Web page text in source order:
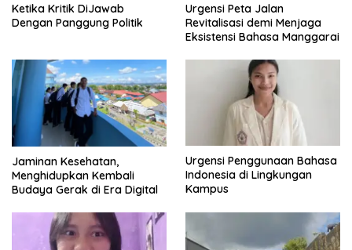
Ketika Kritik DiJawab
Dengan Panggung Politik
Urgensi Peta Jalan
Revitalisasi demi Menjaga
Eksistensi Bahasa Manggarai
Jaminan Kesehatan,
Menghidupkan Kembali
Budaya Gerak di Era Digital
Urgensi Penggunaan Bahasa
Indonesia di Lingkungan
Kampus